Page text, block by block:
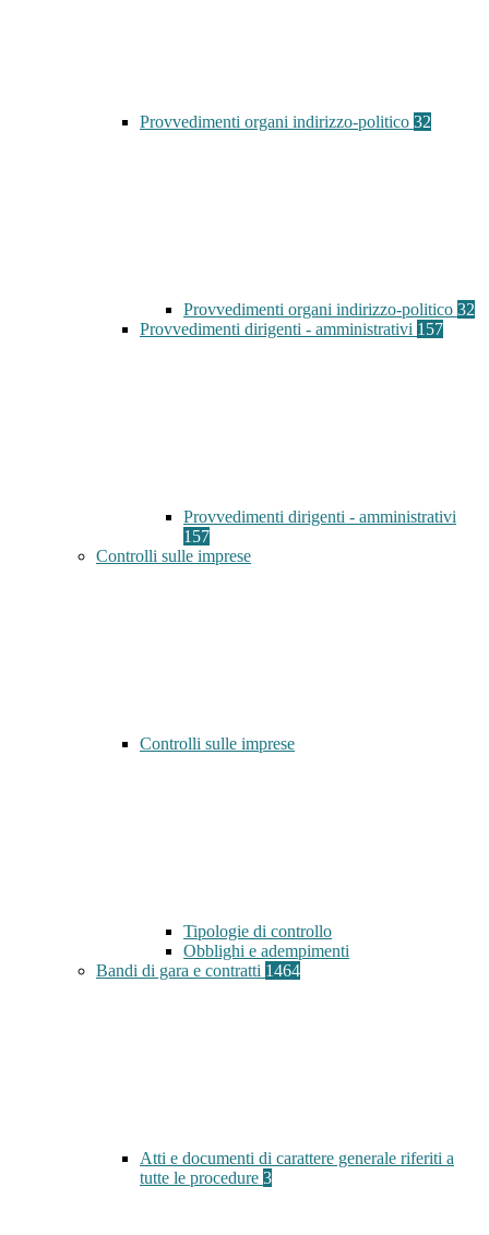
Provvedimenti organi indirizzo-politico 32
Provvedimenti organi indirizzo-politico 32
Provvedimenti dirigenti - amministrativi 157
Provvedimenti dirigenti - amministrativi
157
Controlli sulle imprese
Controlli sulle imprese
Tipologie di controllo
Obblighi e adempimenti
Bandi di gara e contratti 1464
Atti e documenti di carattere generale riferiti a
tutte le procedure 3